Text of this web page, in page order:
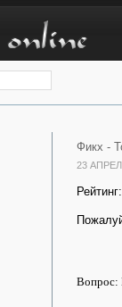
Фикх -
23
Рейтинг:
Вопрос: